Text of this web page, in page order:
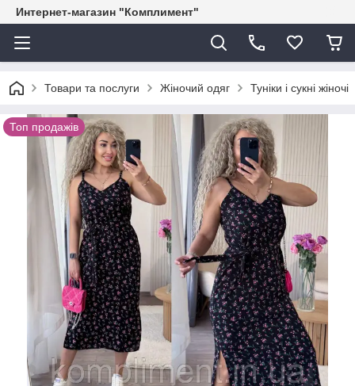
Интернет-магазин "Комплимент"
Товари та послуги Жіночий одяг Туніки і сукні жіночі
Топ продажів